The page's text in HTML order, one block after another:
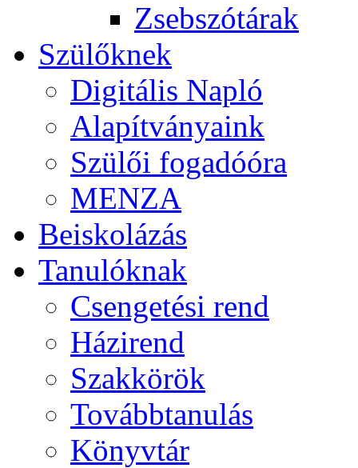
Zsebszótárak
Szülőknek
Digitális Napló
Alapítványaink
Szülői fogadóóra
MENZA
Beiskolázás
Tanulóknak
Csengetési rend
Házirend
Szakkörök
Továbbtanulás
Könyvtár